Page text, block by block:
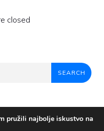
closed
SEARCH
pružili najbolje iskustvo na